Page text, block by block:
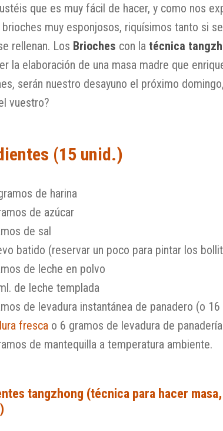
que es muy fácil de hacer, y como nos
brioches muy esponjosos, riquísimos tanto si
rellenan. Los Brioches con la técnica
la elaboración de una masa madre que
serán nuestro desayuno el próximo
vuestro?
(15 unid.)
de harina
de azúcar
de sal
batido (reservar un poco para pintar los
de leche en polvo
de leche templada
de levadura instantánea de panadero (o
fresca o 6 gramos de levadura de
de mantequilla a temperatura ambiente.
tangzhong (técnica para hacer